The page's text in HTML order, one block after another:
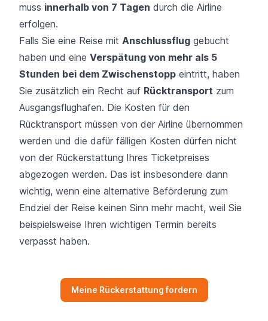
muss innerhalb von 7 Tagen durch die Airline
erfolgen.
Falls Sie eine Reise mit Anschlussflug gebucht
haben und eine Verspätung von mehr als 5
Stunden bei dem Zwischenstopp eintritt, haben
Sie zusätzlich ein Recht auf Rücktransport zum
Ausgangsflughafen. Die Kosten für den
Rücktransport müssen von der Airline übernommen
werden und die dafür fälligen Kosten dürfen nicht
von der Rückerstattung Ihres Ticketpreises
abgezogen werden. Das ist insbesondere dann
wichtig, wenn eine alternative Beförderung zum
Endziel der Reise keinen Sinn mehr macht, weil Sie
beispielsweise Ihren wichtigen Termin bereits
verpasst haben.
Meine Rückerstattung fordern